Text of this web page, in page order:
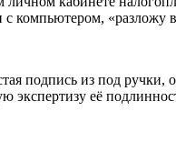
компьютером, «разложу
подпись из под
экспертизу её